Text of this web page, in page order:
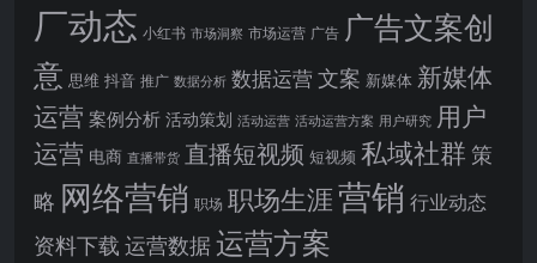
厂动态 小红书 市场洞察 市场运营 广告 广告文案创
意 思维 抖音 推广 数据分析 数据运营 文案 新媒体 新媒体
运营 案例分析 活动策划 活动运营 活动运营方案 用户研究 用户
运营 电商 直播带货 直播短视频 短视频 私域社群 策
略 网络营销 职场 职场生涯营销 行业动态
资料下载 运营数据运营方案